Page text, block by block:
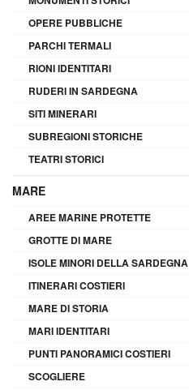
OPERE PUBBLICHE
PARCHI TERMALI
RIONI IDENTITARI
RUDERI IN SARDEGNA
SITI MINERARI
SUBREGIONI STORICHE
TEATRI STORICI
MARE
AREE MARINE PROTETTE
GROTTE DI MARE
ISOLE MINORI DELLA SARDEGNA
ITINERARI COSTIERI
MARE DI STORIA
MARI IDENTITARI
PUNTI PANORAMICI COSTIERI
SCOGLIERE